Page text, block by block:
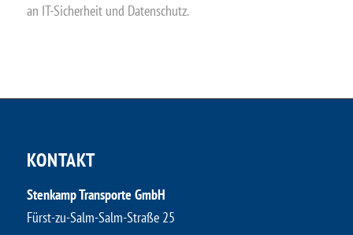
an IT-Sicherheit und Datenschutz.
KONTAKT
Stenkamp Transporte GmbH
Fürst-zu-Salm-Salm-Straße 25